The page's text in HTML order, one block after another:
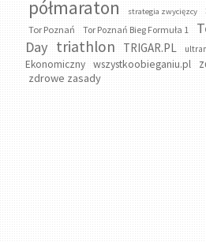
półmaraton strategia zwycięzcy
Tor Poznań Tor Poznań Bieg Formuła 1
Day triathlon TRIGAR.PL
Ekonomiczny
wszystkoobieganiu.pl
zdrowe zasady